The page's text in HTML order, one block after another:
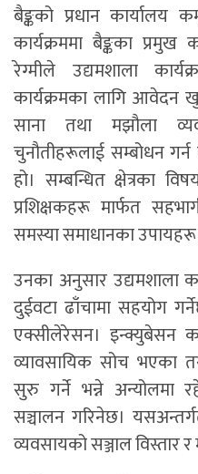
बैङ्कको प्रधान कार्यालय
कार्यक्रममा बैङ्कका प्रमुख
रेग्मीले उद्यमशाला
कार्यक्रमका लागि आवेदन
साना तथा मझौला
चुनौतीहरूलाई सम्बोधन
हो। सम्बन्धित क्षेत्रका
प्रशिक्षकहरू मार्फत
समस्या समाधानका
उनका अनुसार उद्यमशाला
दुईवटा ढाँचामा सहयोग
एक्सीलेरेसन। इन्क्युबेसन
व्यावसायिक सोच भएका
सुरु गर्ने भन्ने अन्योलमा
सञ्चालन गरिनेछ।
व्यवसायको सञ्जाल विस्तार र